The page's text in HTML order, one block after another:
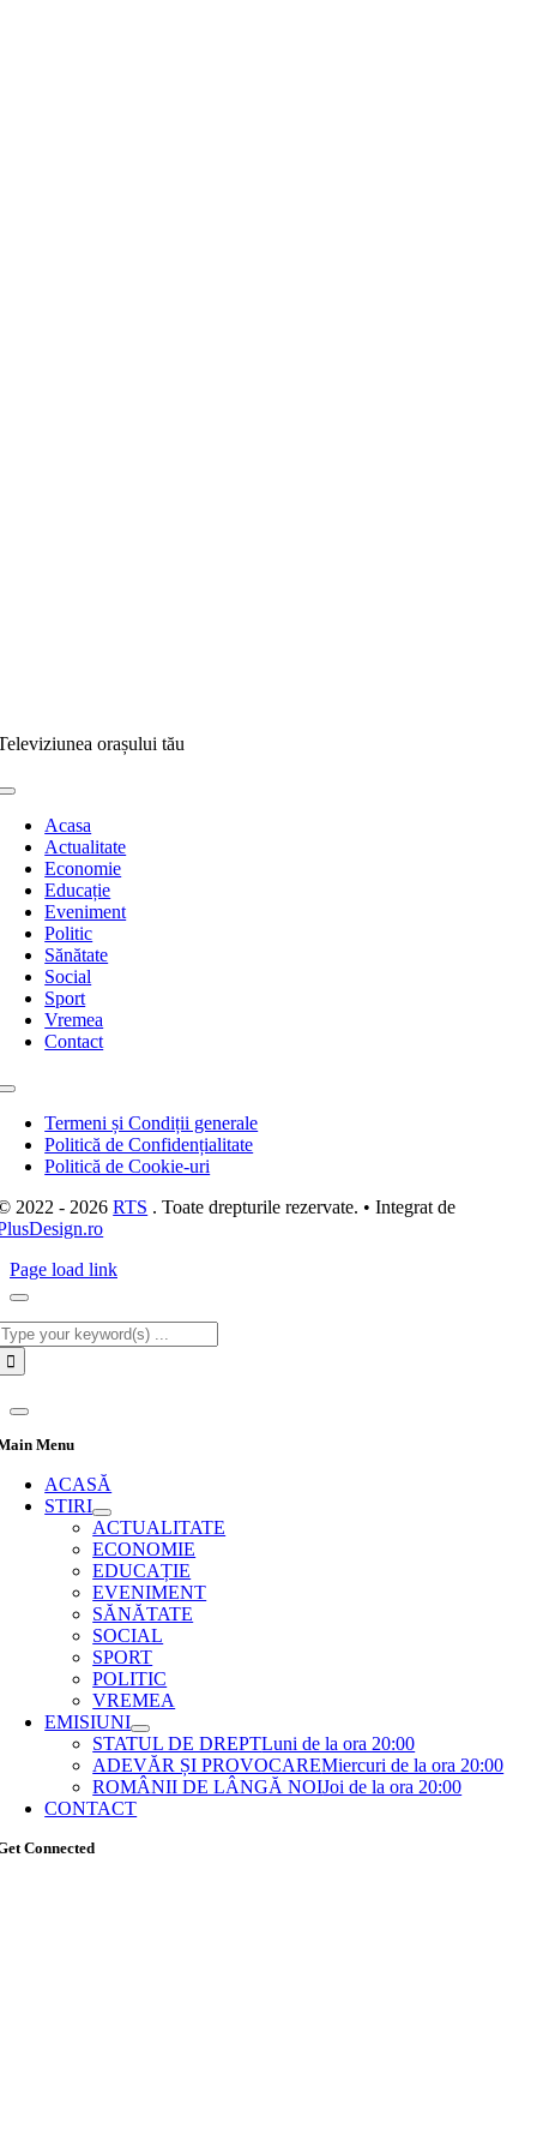
orașului tău
Toggle
NavigationAcasa
Actualitate
Economie
Educație
Eveniment
Politic
Sănătate
Social
Sport
Vremea
Contact
Toggle
NavigationTermeni și Condiții generale
Politică de Confidențialitate
Politică de Cookie-uri
2022 - 2026RTS . Toate drepturile rezervate. • Integrat de
Page load link
Menu
ACASĂ
STIRI
ACTUALITATE
ECONOMIE
EDUCAȚIE
EVENIMENT
SĂNĂTATE
SOCIAL
SPORT
POLITIC
VREMEA
EMISIUNI
STATUL DE DREPTLuni de la ora 20:00
ADEVĂR ȘI PROVOCAREMiercuri de la ora 20:00
ROMÂNII DE LÂNGĂ NOIJoi de la ora 20:00
CONTACT
Connected